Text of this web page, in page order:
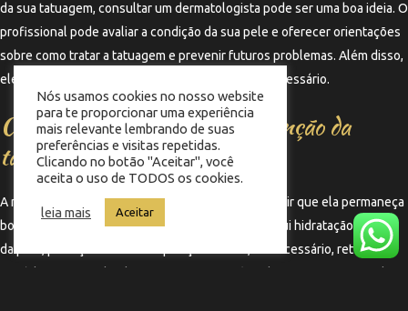
da sua tatuagem, consultar um dermatologista pode ser uma boa ideia. O
profissional pode avaliar a condição da sua pele e oferecer orientações
sobre como tratar a tatuagem e prevenir futuros problemas. Além disso,
ele pode indicar tratamentos específicos, caso necessário.
Considerações sobre a manutenção da
tatuagem
A manutenção da tatuagem é essencial para garantir que ela permaneça
bonita e bem definida ao longo do tempo. Isso inclui hidratação regular
da pele, proteção contra a exposição solar e, se necessário, retoques
Nós usamos cookies no nosso website
para te proporcionar uma experiência
mais relevante lembrando de suas
preferências e visitas repetidas.
Clicando no botão "Aceitar", você
aceita o uso de TODOS os cookies.
leia mais Aceitar